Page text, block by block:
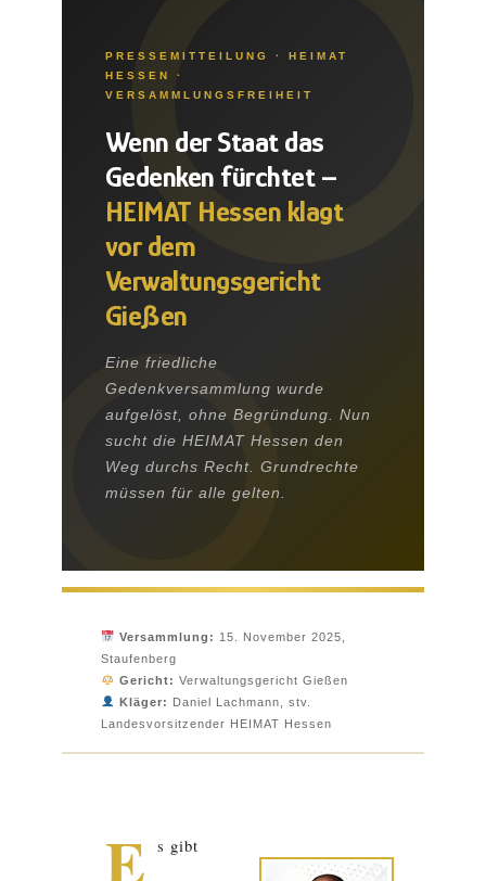
PRESSEMITTEILUNG · HEIMAT
HESSEN ·
VERSAMMLUNGSFREIHEIT
Wenn der Staat das
Gedenken fürchtet –
HEIMAT Hessen klagt
vor dem
Verwaltungsgericht
Gießen
Eine friedliche
Gedenkversammlung wurde
aufgelöst, ohne Begründung. Nun
sucht die HEIMAT Hessen den
Weg durchs Recht. Grundrechte
müssen für alle gelten.
Versammlung: 15. November 2025,
Staufenberg
Gericht: Verwaltungsgericht Gießen
Kläger: Daniel Lachmann, stv.
Landesvorsitzender HEIMAT Hessen
E s gibt